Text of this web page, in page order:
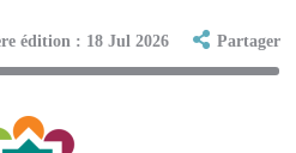
édition : 18 Jul 2026 Partager